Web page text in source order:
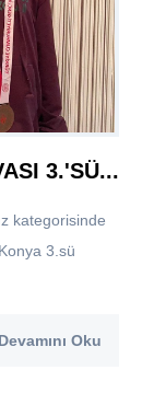
3.'SÜ...
kategorisinde
3.sü
Devamını Oku